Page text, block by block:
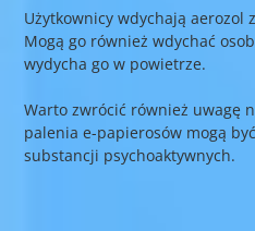
Użytkownicy wdychają aerozol
Mogą go również wdychać
wydycha go w powietrze.
Warto zwrócić również uwagę
palenia e-papierosów mogą
substancji psychoaktywnych.